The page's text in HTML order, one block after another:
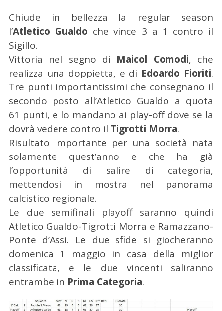
Chiude in bellezza la regular season
l’Atletico Gualdo che vince 3 a 1 contro il
Sigillo.
Vittoria nel segno di Maicol Comodi, che
realizza una doppietta, e di Edoardo Fioriti.
Tre punti importantissimi che consegnano il
secondo posto all’Atletico Gualdo a quota
61 punti, e lo mandano ai play-off dove se la
dovrà vedere contro il Tigrotti Morra.
Risultato importante per una società nata
solamente quest’anno e che ha già
l’opportunità di salire di categoria,
mettendosi in mostra nel panorama
calcistico regionale.
Le due semifinali playoff saranno quindi
Atletico Gualdo-Tigrotti Morra e Ramazzano-
Ponte d’Assi. Le due sfide si giocheranno
domenica 1 maggio in casa della miglior
classificata, e le due vincenti saliranno
entrambe in Prima Categoria.